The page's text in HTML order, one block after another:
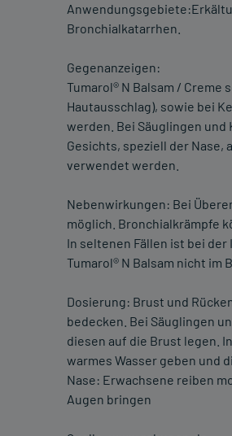
Bronchialkatarrhen.
Gegenanzeigen:
Tumarol® N Balsam /
Hautausschlag), sowie bei
werden. Bei Säuglingen und
Gesichts, speziell der Nase,
verwendet werden.
Nebenwirkungen: Bei
möglich. Bronchialkrämpfe
In seltenen Fällen ist bei
Tumarol® N Balsam nicht im
Dosierung: Brust und
bedecken. Bei Säuglingen
diesen auf die Brust legen.
warmes Wasser geben und
Nase: Erwachsene reiben
Augen bringen